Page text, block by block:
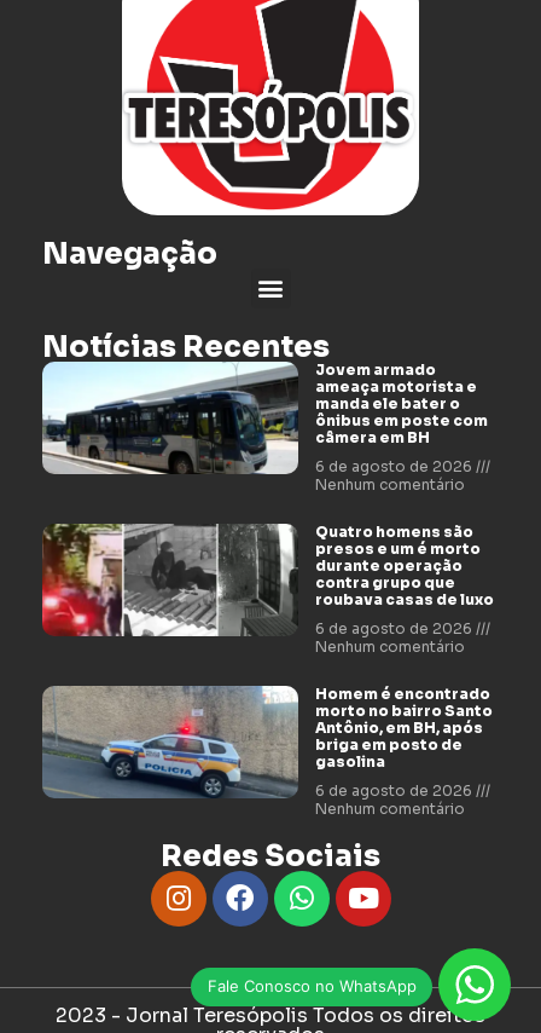
Fale Conosco no WhatsApp
Navegação
Notícias Recentes
Jovem armado
ameaça motorista e
manda ele bater o
ônibus em poste com
câmera em BH
6 de agosto de 2026
Nenhum comentário
Quatro homens são
presos e um é morto
durante operação
contra grupo que
roubava casas de luxo
6 de agosto de 2026
Nenhum comentário
Homem é encontrado
morto no bairro Santo
Antônio, em BH, após
briga em posto de
gasolina
6 de agosto de 2026
Nenhum comentário
Redes Sociais
2023 - Jornal Teresópolis Todos os direitos